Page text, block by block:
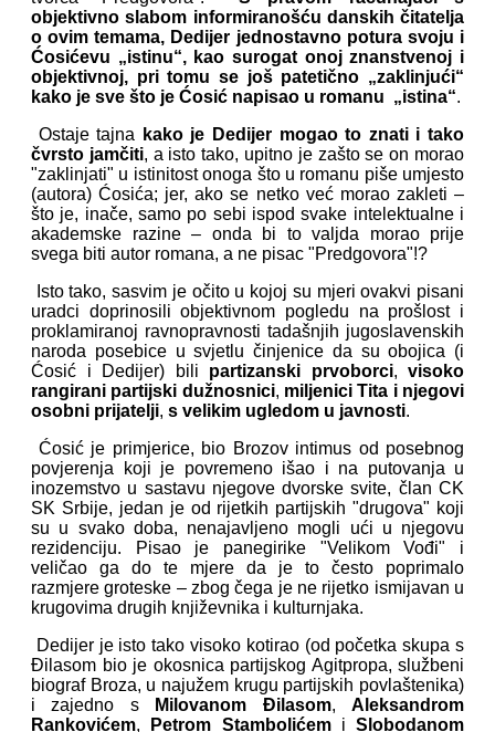
objektivno slabom informiranošću danskih čitatelja
o ovim temama, Dedijer jednostavno potura svoju i
Ćosićevu „istinu“, kao surogat onoj znanstvenoj i
objektivnoj, pri tomu se još patetično „zaklinjući“
kako je sve što je Ćosić napisao u romanu „istina“.
Ostaje tajna
kako je Dedijer mogao to znati i tako
čvrsto jamčiti, a isto tako, upitno je zašto se on morao
"zaklinjati" u istinitost onoga što u romanu piše umjesto
(autora) Ćosića; jer, ako se netko već morao zakleti –
što je, inače, samo po sebi ispod svake intelektualne i
akademske razine – onda bi to valjda morao prije
svega biti autor romana, a ne pisac "Predgovora"!?
Isto tako, sasvim je očito u kojoj su mjeri ovakvi pisani
uradci doprinosili objektivnom pogledu na prošlost i
proklamiranoj ravnopravnosti tadašnjih jugoslavenskih
naroda posebice u svjetlu činjenice da su obojica (i
Ćosić i Dedijer) bili partizanski prvoborci, visoko
rangirani partijski dužnosnici, miljenici Tita i njegovi
osobni prijatelji, s velikim ugledom u javnosti.
Ćosić je primjerice, bio Brozov intimus od posebnog
povjerenja koji je povremeno išao i na putovanja u
inozemstvo u sastavu njegove dvorske svite, član CK
SK Srbije, jedan je od rijetkih partijskih "drugova" koji
su u svako doba, nenajavljeno mogli ući u njegovu
rezidenciju. Pisao je panegirike "Velikom Vođi" i
veličao ga do te mjere da je to često poprimalo
razmjere groteske – zbog čega je ne rijetko ismijavan u
krugovima drugih književnika i kulturnjaka.
Dedijer je isto tako visoko kotirao (od početka skupa s
Đilasom bio je okosnica partijskog Agitpropa, službeni
biograf Broza, u najužem krugu partijskih povlaštenika)
i zajedno s
Milovanom Đilasom,Aleksandrom
Rankovićem, Petrom Stambolićem i Slobodanom